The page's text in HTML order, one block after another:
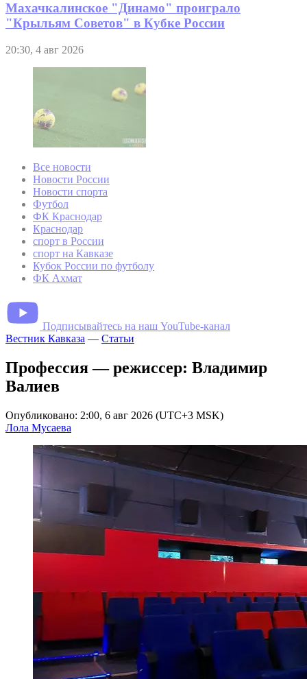
Махачкалинское "Динамо" проиграло
"Крыльям Советов" в Кубке России
20:30, 4 авг 2026
Все новости
Новости России
Новости спорта
Футбол
ФК Краснодар
Краснодар
спорт в России
спорт на Кавказе
Кубок России по футболу
ФК Ахмат
Подписывайтесь на наш YouTube-канал
Вестник Кавказа — Статьи
Профессия — режиссер: Владимир
Валиев
Опубликовано: 2:00, 6 авг 2026 (UTC+3 MSK)
Лола Мусаева